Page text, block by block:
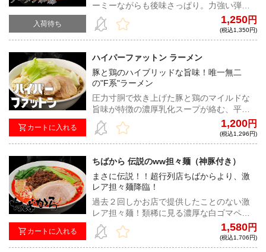
入荷待ち
ーミーながらも後味さっぱり。力強い弾力
と歯切れ良さの自家製麺との相性は抜群。
噛むほどに風味が拡張し、口の中で心地よ
い融合を遂げる。
1,250円
(税込1,350円)
カートに入れる
ハイパーファットン ラーメン
豚と鶏のハイブリッドな旨味！唯一無二
の"F系"ラーメン
圧力寸胴で炊き上げた豚と鶏のマイルドな
旨味が特徴の濃厚乳化スープが絡む、平打
ちストレート麺。しっとりと肉々しい豚は
食べ応え抜群。これぞハイパーな進化を遂
げたF系の神髄！
1,200円
(税込1,296円)
カートに入れる
ちばから 伝説のww担々麺（神豚付き）
まさに伝説！！超行列店ちばからより、激
レア担々麺降臨！
過去２回しかお店で提供したことのない激
レア担々麺！類稀に見る濃厚な白ゴマペー
ストとお馴染みちばからド乳化スープとの
相性抜群！スープの旨みと肉味噌の辛みも
中毒性抜群だ！
1,580円
(税込1,706円)